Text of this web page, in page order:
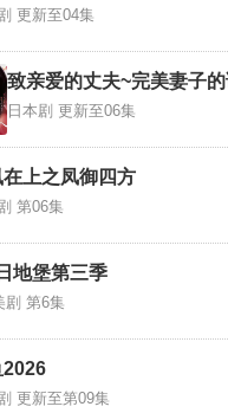
更新至04集
致亲爱的丈夫~完美妻子
日本剧 更新至06集
上之凤御四方
第06集
地堡第三季
剧 第6集
2026
更新至第09集